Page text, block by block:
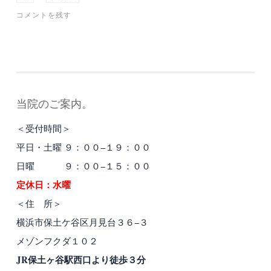
コメントを残す
当院のご案内。
＜受付時間＞
平日・土曜 ９：００−１９：００
日曜 ９：００−１５：００
定休日：水曜
＜住 所＞
横浜市保土ケ谷区月見台３６−３
メゾンフクダ１０２
JR保土ヶ谷駅西口より徒歩３分